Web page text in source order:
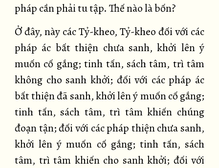
pháp cần phải tu tập. Thế nào là bốn?
Ở đây, này các Tỷ-kheo, Tỷ-kheo đối với các
pháp ác bất thiện chưa sanh, khởi lên ý
muốn cố gắng; tinh tấn, sách tâm, trì tâm
không cho sanh khởi; đối với các pháp ác
bất thiện đã sanh, khởi lên ý muốn cố gắng;
tinh tấn, sách tâm, trì tâm khiến chúng
đoạn tận; đối với các pháp thiện chưa sanh,
khởi lên ý muốn cố gắng; tinh tấn, sách
tâm, trì tâm khiến cho sanh khởi; đối với